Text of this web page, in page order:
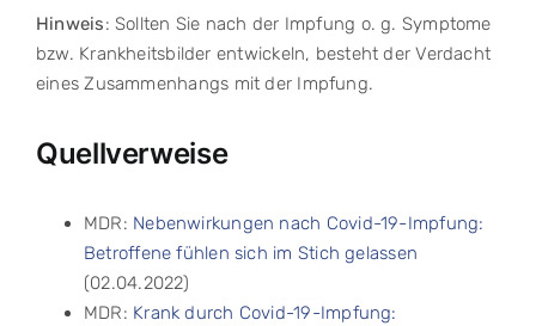
Hinweis: Sollten Sie nach der Impfung o. g. Symptome
bzw. Krankheitsbilder entwickeln, besteht der Verdacht
eines Zusammenhangs mit der Impfung.
Quellverweise
MDR: Nebenwirkungen nach Covid-19-Impfung:
Betroffene fühlen sich im Stich gelassen
(02.04.2022)
MDR: Krank durch Covid-19-Impfung: